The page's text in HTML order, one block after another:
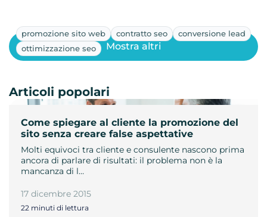
promozione sito web contratto seo
conversione lead
ottimizzazione seo
Come spiegare al cliente la promozione del
sito senza creare false aspettative
Molti equivoci tra cliente e consulente nascono prima
ancora di parlare di risultati: il problema non è la
mancanza di l…
17 dicembre 2015
22 minuti di lettura
Mostra altri
Articoli popolari